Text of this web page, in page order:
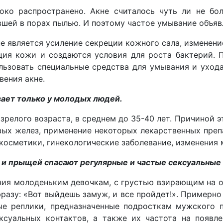
распространено. Акне считалось чуть ли не
в порах пылью. И поэтому частое умывание
является усиление секреции кожного сала,
кожи и создаются условия для роста бактерий.
специальные средства для умывания и
акне.
только у молодых людей.
возраста, в среднем до 35-40 лет. Причиной
желез, применение некоторых лекарственных
гинекологические заболевание,
прыщей спасают регулярные и частые сексуальные
молоденьким девочкам, с грустью взирающим на
«Вот выйдешь замуж, и все пройдет!».
реплики, предназначенные подросткам мужского
контактов, а также их частота на